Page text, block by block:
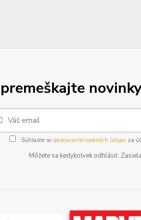
Súhlasím so spracovaním osobných údajovza
Môžete sa kedykoľvek odhlásiť.